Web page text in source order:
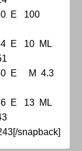
E 100
E 10 ML
E M 4.3
E 13 ML
snapback]